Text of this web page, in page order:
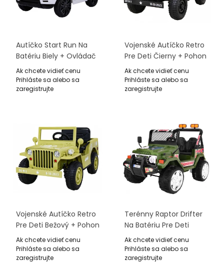
Autíčko Start Run Na
Batériu Biely + Ovládač
+ Bezpečnostné
Funkcie + MP3 LED
Ak chcete vidieť cenu
Prihláste sa alebo sa
zaregistrujte
Vojenské Autíčko Retro
Pre Deti Čierny + Pohon
4x4 + Ovládač + 2
Batožinové Priestory +
Pomalý Štart + MP3 LED
Ak chcete vidieť cenu
Prihláste sa alebo sa
zaregistrujte
Vojenské Autíčko Retro
Pre Deti Bežový + Pohon
4x4 + Ovládač + 2
Batožinové Priestory +
Pomalý Štart + MP3 LED
Ak chcete vidieť cenu
Prihláste sa alebo sa
zaregistrujte
Terénny Raptor Drifter
Na Batériu Pre Deti
Zelený + Ovládač +
Pomalý Štart + EVA +
Zvuky Svetiel
Ak chcete vidieť cenu
Prihláste sa alebo sa
zaregistrujte